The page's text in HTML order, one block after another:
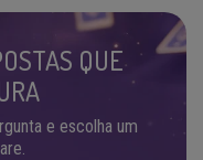
QUE
e escolha um